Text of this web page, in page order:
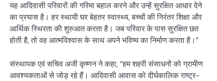
यह आदिवासी परिवारों की गरिमा बहाल करने और उन्हें सुरक्षित आधार देने
का प्रयास है। हर स्थायी घर बेहतर स्वास्थ्य, बच्चों की निरंतर शिक्षा और
आर्थिक स्थिरता की शुरुआत करता है। जब परिवार के पास सुरक्षित छत
होती है, तो वह आत्मविश्वास के साथ अपने भविष्य का निर्माण करता है।”
संस्थापक एवं सचिव अजी कृष्णन ने कहा, “हम शहरी संसाधनों को ग्रामीण
आवश्यकताओं से जोड़ रहे हैं। आदिवासी आवास को दीर्घकालिक राष्ट्र-